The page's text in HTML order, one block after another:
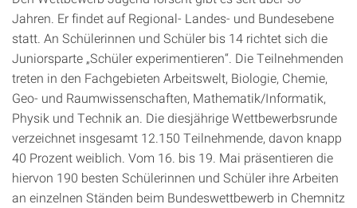
Jahren. Er findet auf Regional- Landes- und Bundesebene
statt. An Schülerinnen und Schüler bis 14 richtet sich die
Juniorsparte „Schüler experimentieren“. Die Teilnehmenden
treten in den Fachgebieten Arbeitswelt, Biologie, Chemie,
Geo- und Raumwissenschaften, Mathematik/Informatik,
Physik und Technik an. Die diesjährige Wettbewerbsrunde
verzeichnet insgesamt 12.150 Teilnehmende, davon knapp
40 Prozent weiblich. Vom 16. bis 19. Mai präsentieren die
hiervon 190 besten Schülerinnen und Schüler ihre Arbeiten
an einzelnen Ständen beim Bundeswettbewerb in Chemnitz